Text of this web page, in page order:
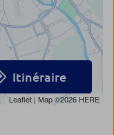
Leaflet | Map ©2026 HERE
Itinéraire